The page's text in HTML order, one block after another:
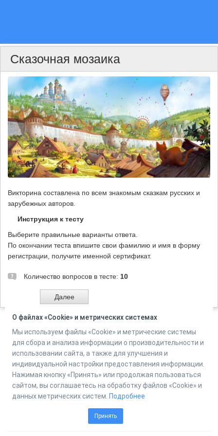
Сказочная мозаика
Викторина составлена по всем знакомым сказкам русских и
зарубежных авторов.
Инструкция к тесту
Выберите правильные варианты ответа.
По окончании теста впишите свои фамилию и имя в форму
регистрации, получите именной сертификат.
Количество вопросов в тесте: 10
Powered by
Online Test Pad
О файлах «Cookie» и метрических системах
Мы используем файлы «Cookie» и метрические системы
для сбора и анализа информации о производительности и
использовании сайта, а также для улучшения и
индивидуальной настройки предоставления информации.
Нажимая кнопку «Принять» или продолжая пользоваться
сайтом, вы соглашаетесь на обработку файлов «Cookie» и
данных метрических систем. Подробнее
Принять